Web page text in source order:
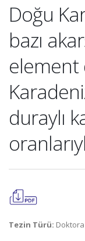
Doğu
bazı
element
duraylı
Tezin Türü: Doktora